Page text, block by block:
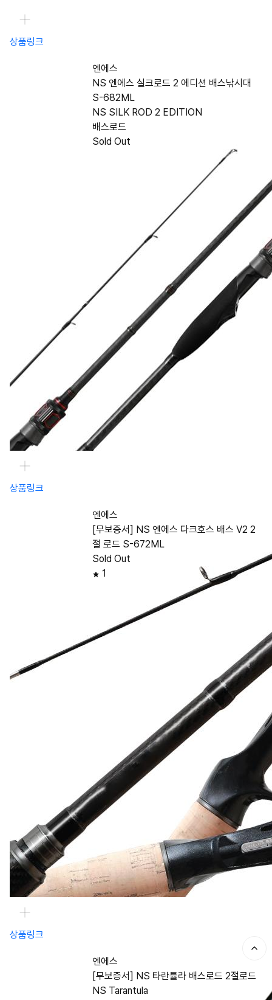
상품링크
엔에스
NS 엔에스 실크로드 2 에디션 배스낚시대
S-682ML
NS SILK ROD 2 EDITION
배스로드
Sold Out
상품링크
엔에스
[무보증서] NS 엔에스 다크호스 배스 V2 2
절 로드 S-672ML
Sold Out
1
상품링크
엔에스
[무보증서] NS 타란튤라 배스로드 2절로드
NS Tarantula